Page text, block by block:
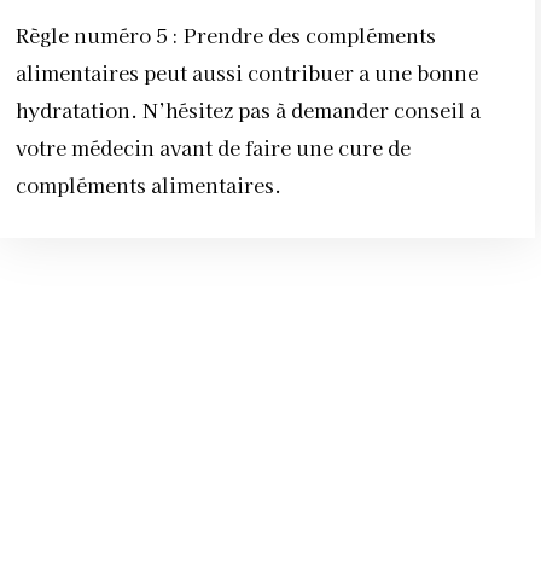
Règle numéro 5 : Prendre des compléments
alimentaires peut aussi contribuer a une bonne
hydratation. N’hésitez pas à demander conseil a
votre médecin avant de faire une cure de
compléments alimentaires.